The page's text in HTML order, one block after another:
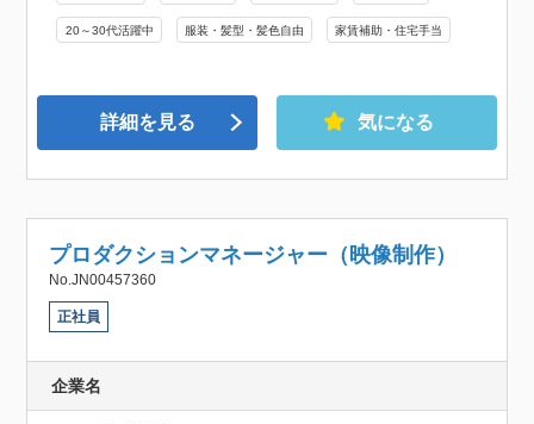
20～30代活躍中 服装・髪型・髪色自由 家賃補助・住宅手当
詳細を見る 気になる
プロダクションマネージャー（映像制作）
No.JN00457360
正社員
企業名